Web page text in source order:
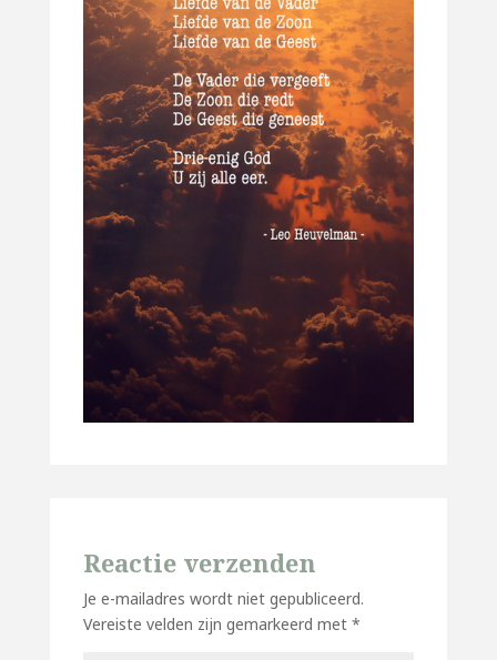
Reactie verzenden
Je e-mailadres wordt niet gepubliceerd.
Vereiste velden zijn gemarkeerd met *